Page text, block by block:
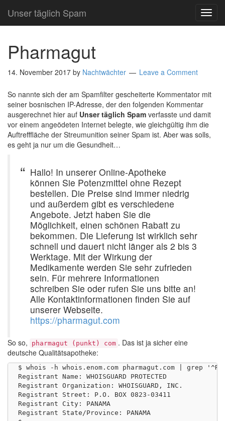
Unser täglich Spam
Pharmagut
14. November 2017 by Nachtwächter Leave a Comment
So nannte sich der am Spamfilter gescheiterte Kommentator mit
seiner bosnischen IP-Adresse, der den folgenden Kommentar
ausgerechnet hier auf Unser täglich Spam verfasste und damit
vor einem angeödeten Internet belegte, wie gleichgültig ihm die
Auftrefffläche der Streumunition seiner Spam ist. Aber was solls,
es geht ja nur um die Gesundheit…
Hallo! In unserer Online-Apotheke
können Sie Potenzmittel ohne Rezept
bestellen. Die Preise sind immer niedrig
und außerdem gibt es verschiedene
Angebote. Jetzt haben Sie die
Möglichkeit, einen schönen Rabatt zu
bekommen. Die Lieferung ist wirklich sehr
schnell und dauert nicht länger als 2 bis 3
Werktage. Mit der Wirkung der
Medikamente werden Sie sehr zufrieden
sein. Für mehrere Informationen
schreiben Sie oder rufen Sie uns bitte an!
Alle Kontaktinformationen finden Sie auf
unserer Webseite.
https://pharmagut.com
So so, pharmagut (punkt) com . Das ist ja sicher eine
deutsche Qualitätsapotheke:
$ whois -h whois.enom.com pharmagut.com | grep
Registrant Name: WHOISGUARD PROTECTED
Registrant Organization: WHOISGUARD, INC.
Registrant Street: P.O. BOX 0823-03411
Registrant City: PANAMA
Registrant State/Province: PANAMA